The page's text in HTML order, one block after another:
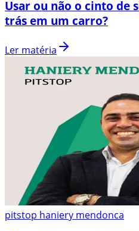
Usar ou não o cinto de
trás em um carro?
Ler matéria
pitstop haniery mendonca